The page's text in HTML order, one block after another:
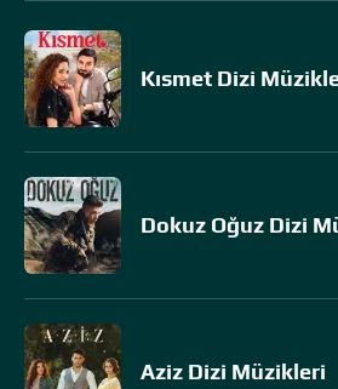
Kısmet Dizi
Dokuz Oğuz Dizi
Aziz Dizi Müzikleri